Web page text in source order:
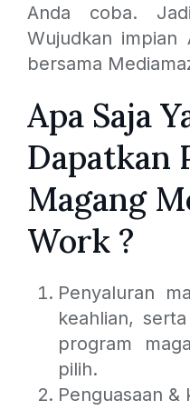
Anda coba.
Wujudkan impian
bersama
Apa Saja
Dapatkan
Magang
Work ?
Penyaluran
keahlian,
program
pilih.
Penguasaan &